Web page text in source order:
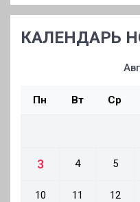
КАЛЕНДАРЬ
Пн Вт Ср
3 4 5
10 11 12